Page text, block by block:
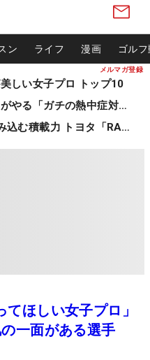
メルマガ登録
ン ライフ 漫画 ゴル
しい女子プロ トップ10
女子プロやキャディがやる「ガチの熱中症対策」
ゴルフバッグ4本飲み込む積載力 トヨタ「RAV4」
てほしい女子プロ」
一面がある選手